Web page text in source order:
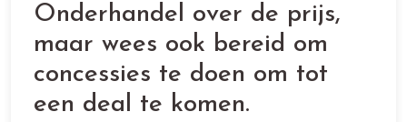
Onderhandel over de prijs,
maar wees ook bereid om
concessies te doen om tot
een deal te komen.